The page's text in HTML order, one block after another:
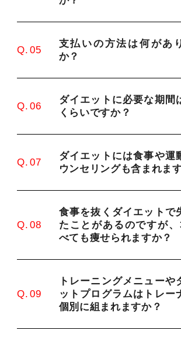
Q. 05
支払いの方法は何があ
か？
Q. 06
ダイエットに必要な期間
くらいですか？
Q. 07
ダイエットには食事や運
ウンセリングも含まれま
Q. 08
食事を抜くダイエットで
たことがあるのですが
べても痩せられますか？
Q. 09
トレーニングメニューや
ットプログラムはトレー
個別に組まれますか？